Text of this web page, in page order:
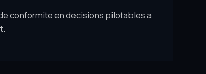
conformite en decisions pilotables a